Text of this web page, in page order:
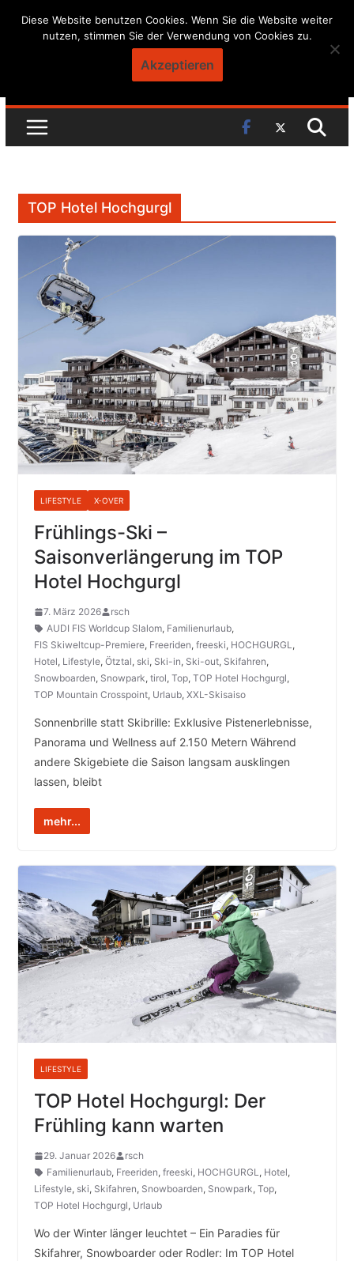
Skip
TOP Hotel Hochgurgl
LIFESTYLE X-OVER
Frühlings-Ski –
Saisonverlängerung im TOP
Hotel Hochgurgl
7. März 2026
rsch
AUDI FIS Worldcup Slalom, Familienurlaub,
FIS Skiweltcup-Premiere, Freeriden, freeski, HOCHGURGL,
Hotel, Lifestyle, Ötztal, ski, Ski-in, Ski-out, Skifahren,
Snowboarden, Snowpark, tirol, Top, TOP Hotel Hochgurgl,
TOP Mountain Crosspoint, Urlaub, XXL-Skisaiso
Sonnenbrille statt Skibrille: Exklusive Pistenerlebnisse,
Panorama und Wellness auf 2.150 Metern Während
andere Skigebiete die Saison langsam ausklingen
lassen, bleibt
mehr...
LIFESTYLE
TOP Hotel Hochgurgl: Der
Frühling kann warten
29. Januar 2026
rsch
Familienurlaub, Freeriden, freeski, HOCHGURGL, Hotel,
Lifestyle, ski, Skifahren, Snowboarden, Snowpark, Top,
TOP Hotel Hochgurgl, Urlaub
Wo der Winter länger leuchtet – Ein Paradies für
Skifahrer, Snowboarder oder Rodler: Im TOP Hotel
Diese Website benutzen Cookies. Wenn Sie die Website weiter
nutzen, stimmen Sie der Verwendung von Cookies zu.
Akzeptieren